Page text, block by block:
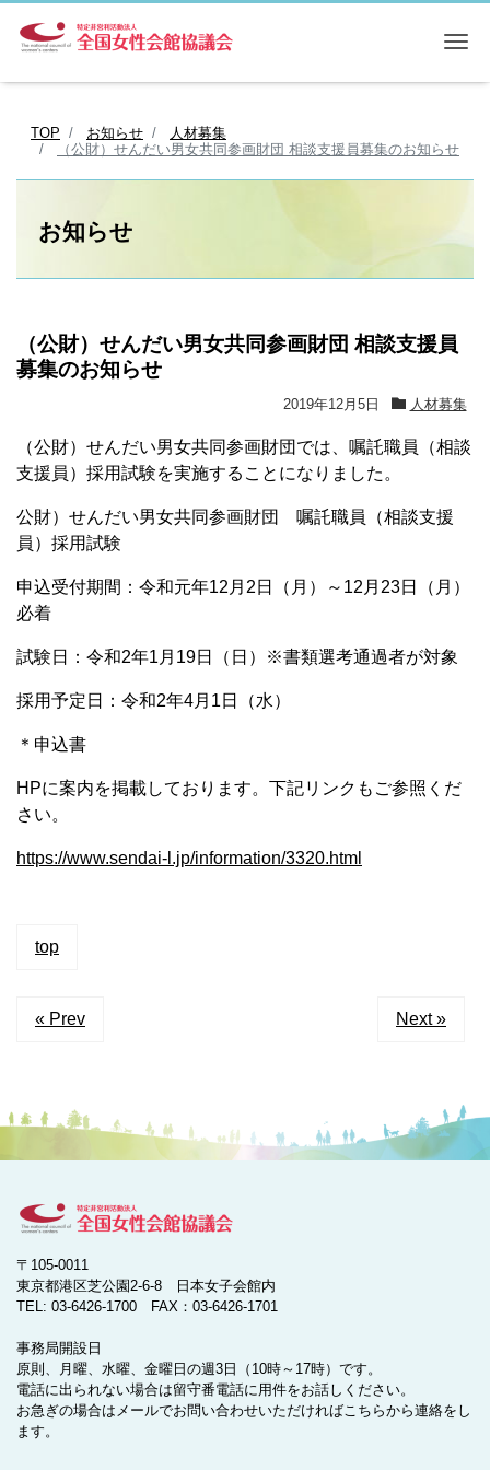
TOP お知らせ
人材募集
（公財）せんだい男女共同参画財団 相談支援員募集のお知らせ
お知らせ
（公財）せんだい男女共同参画財団 相談支援員
募集のお知らせ
2019年12月5日 人材募集
（公財）せんだい男女共同参画財団では、嘱託職員（相談
支援員）採用試験を実施することになりました。
公財）せんだい男女共同参画財団 嘱託職員（相談支援
員）採用試験
申込受付期間：令和元年12月2日（月）～12月23日（月）
必着
試験日：令和2年1月19日（日）※書類選考通過者が対象
採用予定日：令和2年4月1日（水）
＊申込書
HPに案内を掲載しております。下記リンクもご参照くだ
さい。
https://www.sendai-l.jp/information/3320.html
top
« Prev Next »
〒105-0011
東京都港区芝公園2-6-8 日本女子会館内
TEL: 03-6426-1700 FAX：03-6426-1701
事務局開設日
原則、月曜、水曜、金曜日の週3日（10時～17時）です。
電話に出られない場合は留守番電話に用件をお話しください。
お急ぎの場合はメールでお問い合わせいただければこちらから連絡をし
ます。